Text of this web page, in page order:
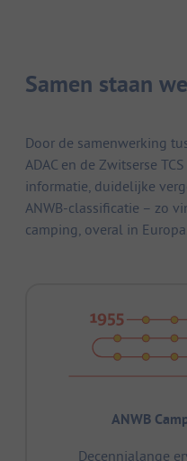
Samen staan
Door de samenwerking
ADAC en de Zwitserse
informatie, duidelijke
ANWB-classificatie – zo
camping, overal in Europa.
ANWB
Decennialange